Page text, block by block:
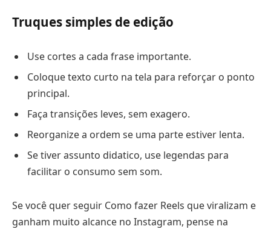
Truques simples de edição
Use cortes a cada frase importante.
Coloque texto curto na tela para reforçar o ponto
principal.
Faça transições leves, sem exagero.
Reorganize a ordem se uma parte estiver lenta.
Se tiver assunto didatico, use legendas para
facilitar o consumo sem som.
Se você quer seguir Como fazer Reels que viralizam e
ganham muito alcance no Instagram, pense na